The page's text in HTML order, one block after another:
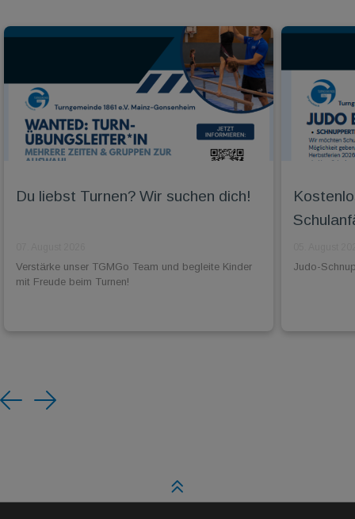
Du liebst Turnen? Wir suchen dich!
Verstärke unser TGMGo Team und begleite Kinder
mit Freude beim Turnen!
Judo-
Previous
Next